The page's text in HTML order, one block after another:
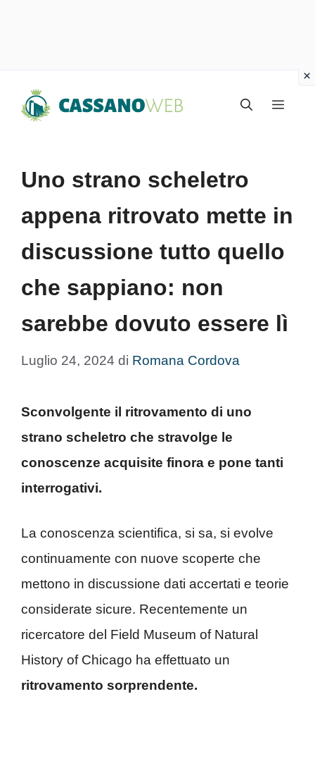
Menu
Uno strano scheletro
appena ritrovato mette in
discussione tutto quello
che sappiano: non
sarebbe dovuto essere lì
Luglio 24, 2024 di Romana Cordova
Sconvolgente il ritrovamento di uno
strano scheletro che stravolge le
conoscenze acquisite finora e pone tanti
interrogativi.
La conoscenza scientifica, si sa, si evolve
continuamente con nuove scoperte che
mettono in discussione dati accertati e teorie
considerate sicure. Recentemente un
ricercatore del Field Museum of Natural
History of Chicago ha effettuato un
ritrovamento sorprendente.